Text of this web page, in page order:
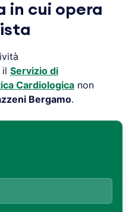
in cui opera
il Servizio di
Cardiologica non
Bergamo.